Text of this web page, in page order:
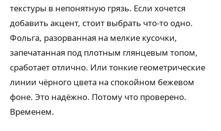
текстуры в непонятную грязь. Если хочется
добавить акцент, стоит выбрать что-то одно.
Фольга, разорванная на мелкие кусочки,
запечатанная под плотным глянцевым топом,
сработает отлично. Или тонкие геометрические
линии чёрного цвета на спокойном бежевом
фоне. Это надёжно. Потому что проверено.
Временем.